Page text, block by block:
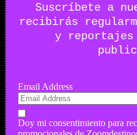
Suscríbete a
recibirás
y reportajes
Email Address
Doy mi consentimiento para